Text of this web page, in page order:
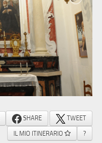
SHARE
TWEET
IL MIO ITINERARIO
?